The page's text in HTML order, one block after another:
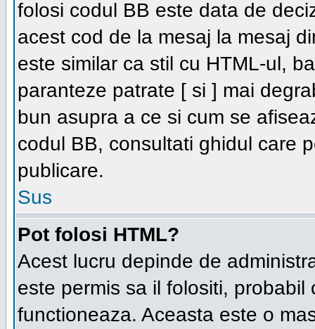
folosi codul BB este data de
acest cod de la mesaj la mesaj
este similar ca stil cu HTML-ul,
paranteze patrate [ si ] mai
bun asupra a ce si cum se
codul BB, consultati ghidul care
publicare.
Sus
Pot folosi HTML?
Acest lucru depinde de
este permis sa il folositi,
functioneaza. Aceasta este o